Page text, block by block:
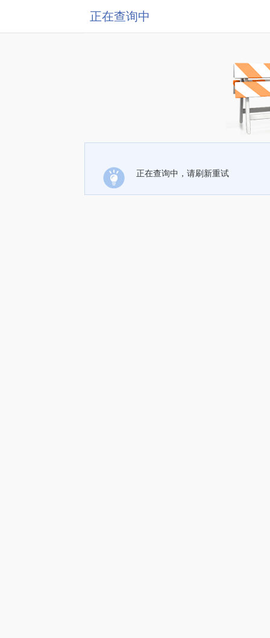
正在查询中
正在查询中，请刷新重试